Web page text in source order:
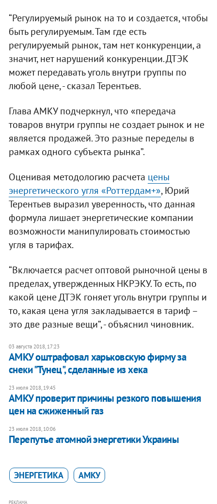
“Регулируемый рынок на то и создается, чтобы
быть регулируемым. Там где есть
регулируемый рынок, там нет конкуренции, а
значит, нет нарушений конкуренции. ДТЭК
может передавать уголь внутри группы по
любой цене, - сказал Терентьев.
Глава АМКУ подчеркнул, что «передача
товаров внутри группы не создает рынок и не
является продажей. Это разные переделы в
рамках одного субъекта рынка”.
Оценивая методологию расчета цены
энергетического угля «Роттердам+», Юрий
Терентьев выразил уверенность, что данная
формула лишает энергетические компании
возможности манипулировать стоимостью
угля в тарифах.
“Включается расчет оптовой рыночной цены в
пределах, утвержденных НКРЭКУ. То есть, по
какой цене ДТЭК гоняет уголь внутри группы и
то, какая цена угля закладывается в тариф –
это две разные вещи”, - объяснил чиновник.
03 августа 2018, 17:23
​АМКУ оштрафовал харьковскую фирму за
снеки "Тунец", сделанные из хека
23 июля 2018, 19:45
АМКУ проверит причины резкого повышения
цен на сжиженный газ
23 июля 2018, 10:06
Перепутье атомной энергетики Украины
ЭНЕРГЕТИКА АМКУ
РЕКЛАМА